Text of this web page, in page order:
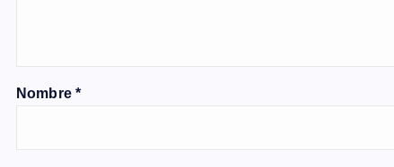
n
Nombre*